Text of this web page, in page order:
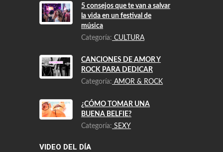
5 consejos que te van a salvar
la vida en un festival de
música
Categoría: CULTURA
CANCIONES DE AMOR Y
ROCK PARA DEDICAR
Categoría: AMOR & ROCK
¿CÓMO TOMAR UNA
BUENA BELFIE?
Categoría: SEXY
VIDEO DEL DÍA